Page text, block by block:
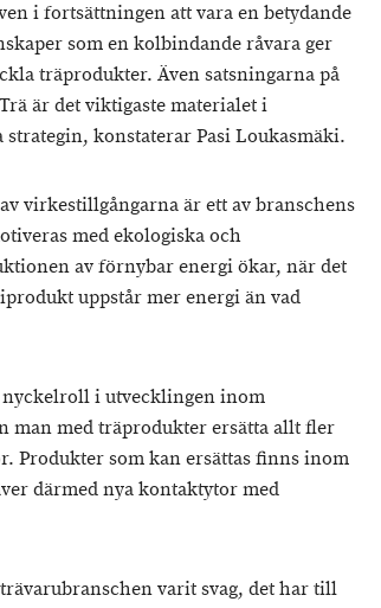
i fortsättningen att vara en betydande
som en kolbindande råvara ger
träprodukter. Även satsningarna på
är det viktigaste materialet i
konstaterar Pasi Loukasmäki.
virkestillgångarna är ett av branschens
med ekologiska och
av förnybar energi ökar, när det
uppstår mer energi än vad
i utvecklingen inom
man med träprodukter ersätta allt fler
Produkter som kan ersättas finns inom
därmed nya kontaktytor med
varit svag, det har till